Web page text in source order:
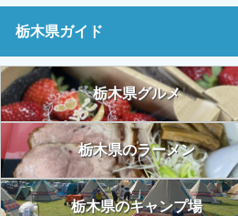
栃木県ガイド
栃木県グルメ
栃木県のラーメン
栃木県のキャンプ場